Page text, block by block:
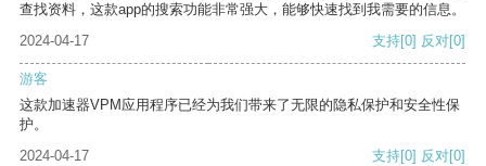
查找资料，这款app的搜索功能非常强大，能够快速找到我需要的信息。
2024-04-17
支持[0] 反对[0]
游客
这款加速器VPM应用程序已经为我们带来了无限的隐私保护和安全性保
护。
2024-04-17
支持[0] 反对[0]